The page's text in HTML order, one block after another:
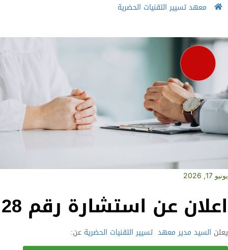
معهد تسيير التقنيات الحضرية
يونيو 17, 2026
اعلان عن استشارة رقم 28
يعلن السيد مدير معهد تسيير التقنيات الحضرية عن: